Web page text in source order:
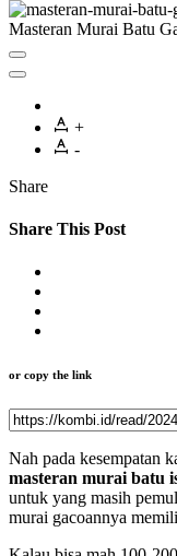
Masteran Murai Batu
+
-
Share
Share This Post
or copy the link
Nah pada kesempatan
masteran murai batu
untuk yang masih
murai gacoannya